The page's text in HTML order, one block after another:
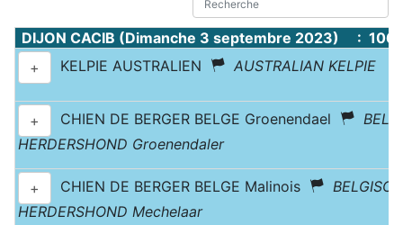
DIJON CACIB (Dimanche 3 septembre 2023) :
+
KELPIE AUSTRALIEN AUSTRALIAN KELPIE
+ CHIEN DE BERGER BELGE Groenendael
HERDERSHOND Groenendaler
+ CHIEN DE BERGER BELGE Malinois
HERDERSHOND Mechelaar